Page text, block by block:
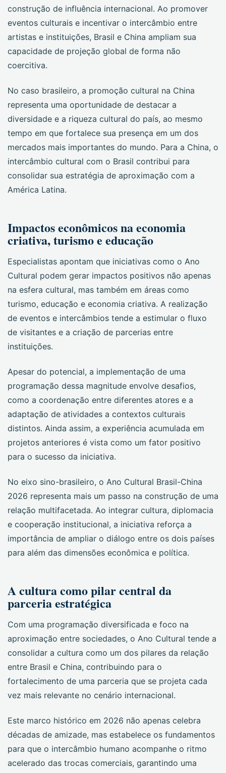
construção de influência internacional. Ao promover
eventos culturais e incentivar o intercâmbio entre
artistas e instituições, Brasil e China ampliam sua
capacidade de projeção global de forma não
coercitiva.
No caso brasileiro, a promoção cultural na China
representa uma oportunidade de destacar a
diversidade e a riqueza cultural do país, ao mesmo
tempo em que fortalece sua presença em um dos
mercados mais importantes do mundo. Para a China, o
intercâmbio cultural com o Brasil contribui para
consolidar sua estratégia de aproximação com a
América Latina.
Impactos econômicos na economia
criativa, turismo e educação
Especialistas apontam que iniciativas como o Ano
Cultural podem gerar impactos positivos não apenas
na esfera cultural, mas também em áreas como
turismo, educação e economia criativa. A realização
de eventos e intercâmbios tende a estimular o fluxo
de visitantes e a criação de parcerias entre
instituições.
Apesar do potencial, a implementação de uma
programação dessa magnitude envolve desafios,
como a coordenação entre diferentes atores e a
adaptação de atividades a contextos culturais
distintos. Ainda assim, a experiência acumulada em
projetos anteriores é vista como um fator positivo
para o sucesso da iniciativa.
No eixo sino-brasileiro, o Ano Cultural Brasil-China
2026 representa mais um passo na construção de uma
relação multifacetada. Ao integrar cultura, diplomacia
e cooperação institucional, a iniciativa reforça a
importância de ampliar o diálogo entre os dois países
para além das dimensões econômica e política.
A cultura como pilar central da
parceria estratégica
Com uma programação diversificada e foco na
aproximação entre sociedades, o Ano Cultural tende a
consolidar a cultura como um dos pilares da relação
entre Brasil e China, contribuindo para o
fortalecimento de uma parceria que se projeta cada
vez mais relevante no cenário internacional.
Este marco histórico em 2026 não apenas celebra
décadas de amizade, mas estabelece os fundamentos
para que o intercâmbio humano acompanhe o ritmo
acelerado das trocas comerciais, garantindo uma